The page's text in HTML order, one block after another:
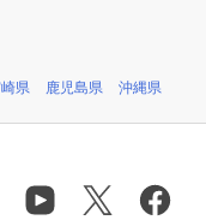
県 鹿児島県 沖縄県